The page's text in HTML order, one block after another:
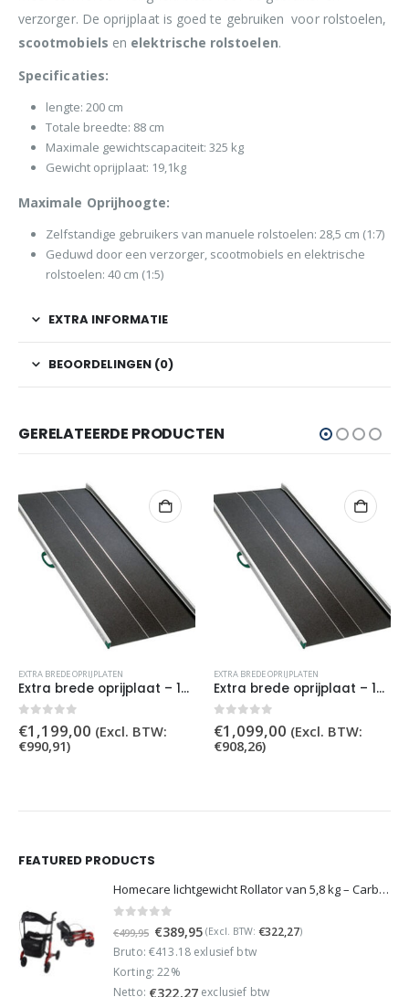
verzorger. De oprijplaat is goed te gebruiken voor rolstoelen,
scootmobiels en elektrische rolstoelen.
Specificaties:
lengte: 200 cm
Totale breedte: 88 cm
Maximale gewichtscapaciteit: 325 kg
Gewicht oprijplaat: 19,1kg
Maximale Oprijhoogte:
Zelfstandige gebruikers van manuele rolstoelen: 28,5 cm (1:7)
Geduwd door een verzorger, scootmobiels en elektrische
rolstoelen: 40 cm (1:5)
EXTRA INFORMATIE
BEOORDELINGEN (0)
GERELATEERDE PRODUCTEN
EXTRA BREDE OPRIJPLATEN
Extra brede oprijplaat – 125 cm
0out of 5
€1,199,00 (Excl. BTW:
€990,91)
EXTRA BREDE OPRIJPLATEN
Extra brede oprijplaat – 100 cm
0out of 5
€1,099,00 (Excl. BTW:
€908,26)
FEATURED PRODUCTS
Homecare lichtgewicht Rollator van 5,8 kg – Carbon rollator tot 150 kg draaggewicht – Dubbel opvouwbaar en inclusief reistas - Rood
out of 5
€499,95 Oorspronkelijke
prijs
was:
€499,95.
€389,95Huidige
prijs
€389,95.
(Excl. BTW: €322,27)
Bruto: €413.18 exlusief btw
Korting: 22%
Netto: €322,27exclusief btw